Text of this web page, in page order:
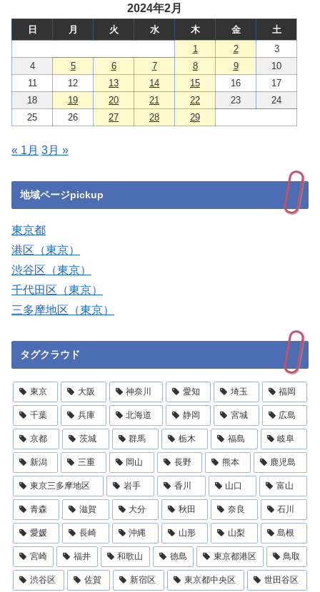
2024年2月
日 月 火 水 木 金
土
1
2
3
4
5 6 7 8 9
10
11
12 13 14 15 16
17
18
19 20 21 22 23
24
25
26 27 28 29
« 1月 3月 »
地域ページpickup
東京都
港区（東京）
渋谷区（東京）
千代田区（東京）
三多摩地区（東京）
タグクラウド
東京 大阪 神奈川 愛知 埼玉 福岡
千葉 兵庫 北海道 静岡 宮城 広島
京都 茨城 群馬 栃木 福島 岐阜
新潟 三重 岡山 長野 熊本 鹿児島
東京三多摩地区 岩手 香川 山口 富山
青森 滋賀 大分 秋田 奈良 石川
愛媛 長崎 沖縄 山形 山梨 島根
宮崎 福井 和歌山 徳島 東京都港区 鳥取
渋谷区 佐賀 新宿区 東京都中央区 世田谷区